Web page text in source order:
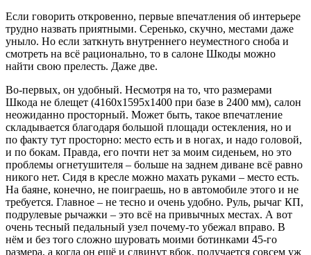
Если говорить откровенно, первые впечатления об интерьере
трудно назвать приятными. Серенько, скучно, местами даже
уныло. Но если заткнуть внутреннего неуместного сноба и
смотреть на всё рационально, то в салоне Шкоды можно
найти свою прелесть. Даже две.
Во-первых, он удобный. Несмотря на то, что размерами
Шкода не блещет (4160х1595х1400 при базе в 2400 мм), салон
неожиданно просторный. Может быть, такое впечатление
складывается благодаря большой площади остекления, но и
по факту тут просторно: место есть и в ногах, и надо головой,
и по бокам. Правда, его почти нет за моим сиденьем, но это
проблемы огнетушителя – больше на заднем диване всё равно
никого нет. Сидя в кресле можно махать руками – место есть.
На баяне, конечно, не поиграешь, но в автомобиле этого и не
требуется. Главное – не тесно и очень удобно. Руль, рычаг КП,
подрулевые рычажки – это всё на привычных местах. А вот
очень тесный педальный узел почему-то убежал вправо. В
нём и без того сложно шуровать моими ботинками 45-го
размера, а когда он ещё и сдвинут вбок, получается совсем уж